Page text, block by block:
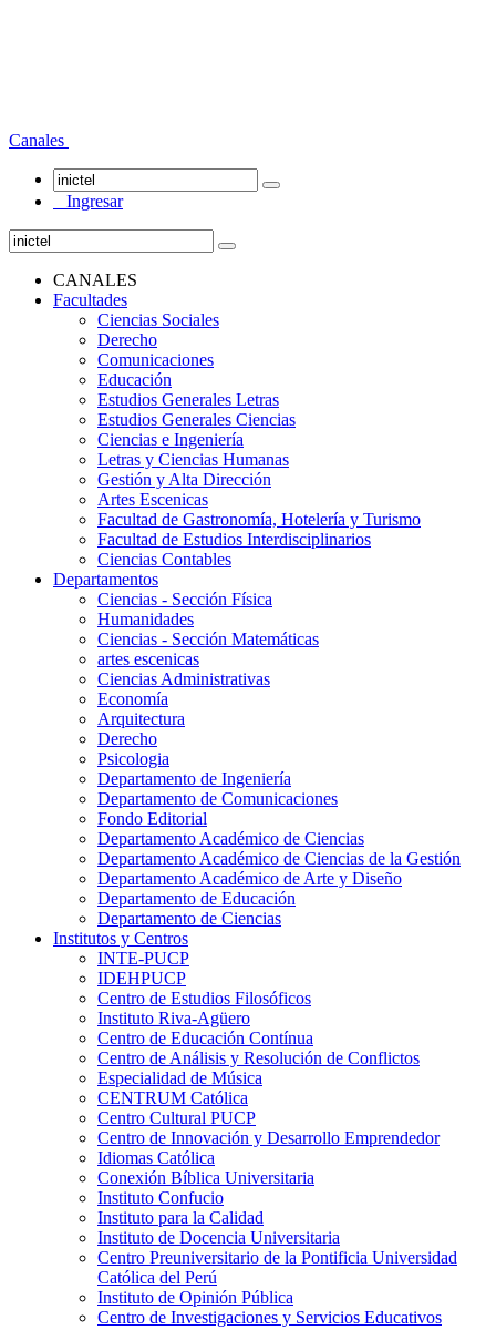
Canales
Ingresar
CANALES
Facultades
Ciencias Sociales
Derecho
Comunicaciones
Educación
Estudios Generales Letras
Estudios Generales Ciencias
Ciencias e Ingeniería
Letras y Ciencias Humanas
Gestión y Alta Dirección
Artes Escenicas
Facultad de Gastronomía, Hotelería y Turismo
Facultad de Estudios Interdisciplinarios
Ciencias Contables
Departamentos
Ciencias - Sección Física
Humanidades
Ciencias - Sección Matemáticas
artes escenicas
Ciencias Administrativas
Economía
Arquitectura
Derecho
Psicologia
Departamento de Ingeniería
Departamento de Comunicaciones
Fondo Editorial
Departamento Académico de Ciencias
Departamento Académico de Ciencias de la Gestión
Departamento Académico de Arte y Diseño
Departamento de Educación
Departamento de Ciencias
Institutos y Centros
INTE-PUCP
IDEHPUCP
Centro de Estudios Filosóficos
Instituto Riva-Agüero
Centro de Educación Contínua
Centro de Análisis y Resolución de Conflictos
Especialidad de Música
CENTRUM Católica
Centro Cultural PUCP
Centro de Innovación y Desarrollo Emprendedor
Idiomas Católica
Conexión Bíblica Universitaria
Instituto Confucio
Instituto para la Calidad
Instituto de Docencia Universitaria
Centro Preuniversitario de la Pontificia Universidad
Católica del Perú
Instituto de Opinión Pública
Centro de Investigaciones y Servicios Educativos